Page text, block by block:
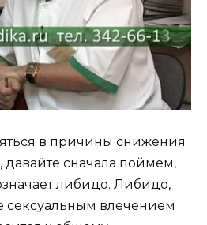
в причины снижения
давайте сначала поймем,
либидо. Либидо,
сексуальным влечением